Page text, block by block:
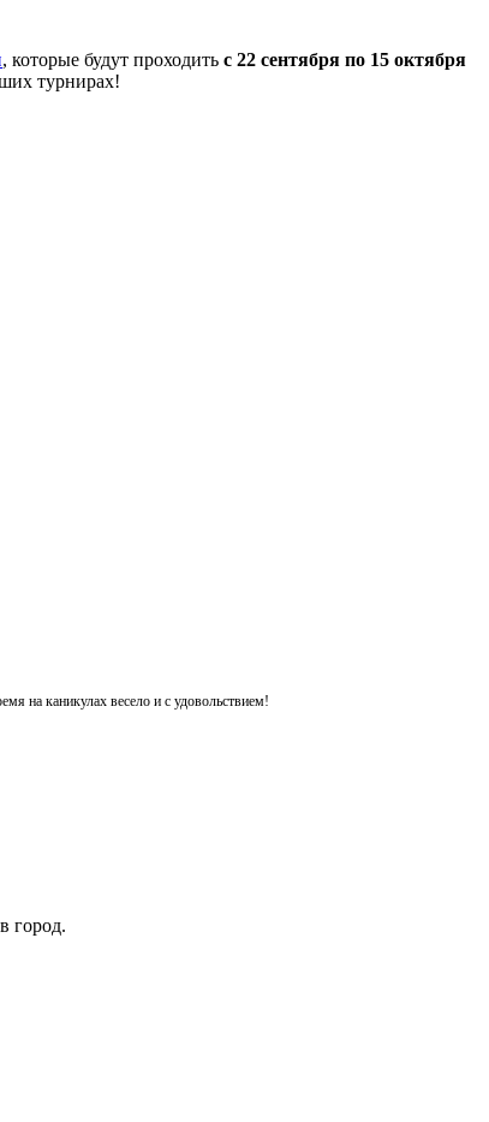
, которые будут проходить с 22 сентября по 15 октября
турнирах!
на каникулах весело и с удовольствием!
город.